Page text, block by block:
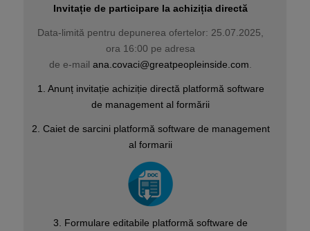
Invitație de participare la achiziția directă
Data-limită pentru depunerea ofertelor: 25.07.2025,
ora 16:00 pe adresa
de e-mailana.covaci@greatpeopleinside.com
1. Anunț invitație achiziție directă platformă software
de management al formării
2. Caiet de sarcini platformă software de management
al formarii
3. Formulare editabile platformă software de